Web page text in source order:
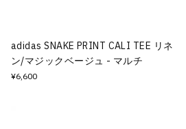
adidas SNAKE PRINT CALI TEE リネ
ン/マジックベージュ - マルチ
¥6,600